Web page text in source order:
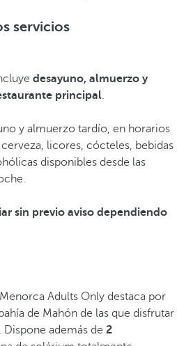
servicios
desayuno, almuerzo y
principal.
y almuerzo tardío, en horarios
licores, cócteles, bebidas
disponibles desde las
sin previo aviso dependiendo
Adults Only destaca por
de Mahón de las que disfrutar
además de 2